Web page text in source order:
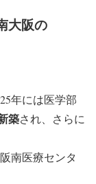
大阪の
年には医学部
築され、さらに
南医療センタ